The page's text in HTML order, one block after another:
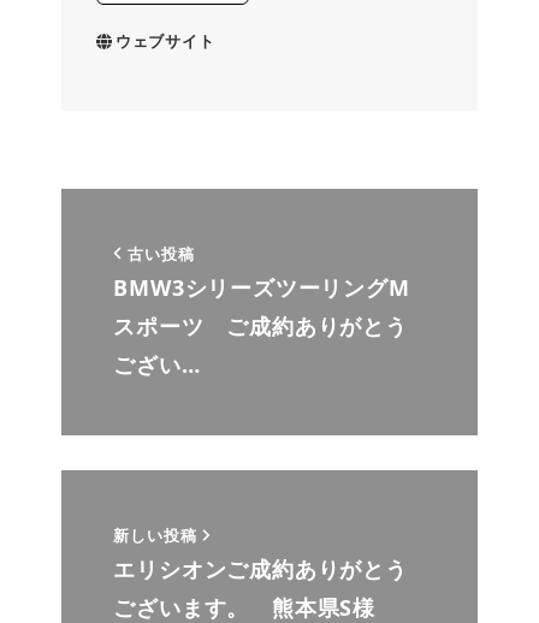
ウェブサイト
古い投稿
BMW3シリーズツーリングM
スポーツ ご成約ありがとう
ござい…
新しい投稿
エリシオンご成約ありがとう
ございます。 熊本県S様